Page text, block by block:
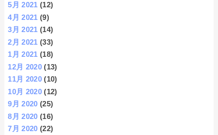
5月 2021 (12)
4月 2021 (9)
3月 2021 (14)
2月 2021 (33)
1月 2021 (18)
12月 2020 (13)
11月 2020 (10)
10月 2020 (12)
9月 2020 (25)
8月 2020 (16)
7月 2020 (22)